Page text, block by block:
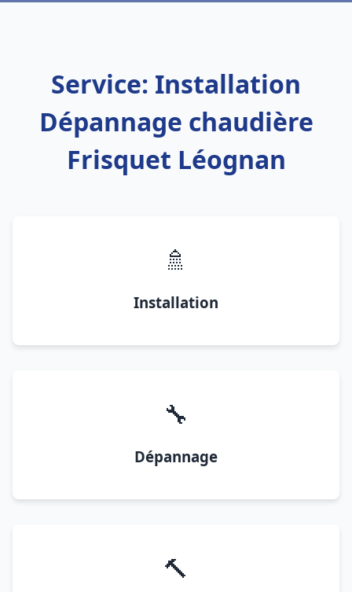
Service: Installation
Dépannage chaudière
Frisquet Léognan
🚿
Installation
🔧
Dépannage
🔨